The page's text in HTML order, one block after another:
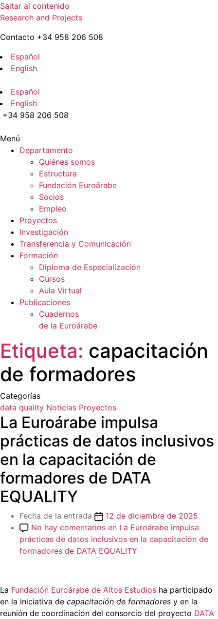
Saltar al contenido
Research and Projects
Contacto +34 958 206 508
Español
English
Español
English
+34 958 206 508
Menú
Departamento
Quiénes somos
Estructura
Fundación Euroárabe
Socios
Empleo
Proyectos
Investigación
Transferencia y Comunicación
Formación
Diploma de Especialización
Cursos
Aula Virtual
Publicaciones
Cuadernos
de la Euroárabe
Etiqueta: capacitación
de formadores
Categorías
data quality Noticias Proyectos
La Euroárabe impulsa
prácticas de datos inclusivos
en la capacitación de
formadores de DATA
EQUALITY
Fecha de la entrada
12 de diciembre de 2025
No hay comentarios en La Euroárabe impulsa
prácticas de datos inclusivos en la capacitación de
formadores de DATA EQUALITY
La Fundación Euroárabe de Altos Estudios ha participado
en la iniciativa de capacitación de formadores y en la
reunión de coordinación del consorcio del proyecto DATA